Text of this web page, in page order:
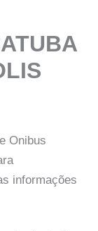
Onibus
informações